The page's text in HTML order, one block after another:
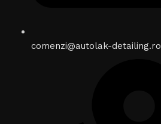
comenzi@autolak-detailing.ro